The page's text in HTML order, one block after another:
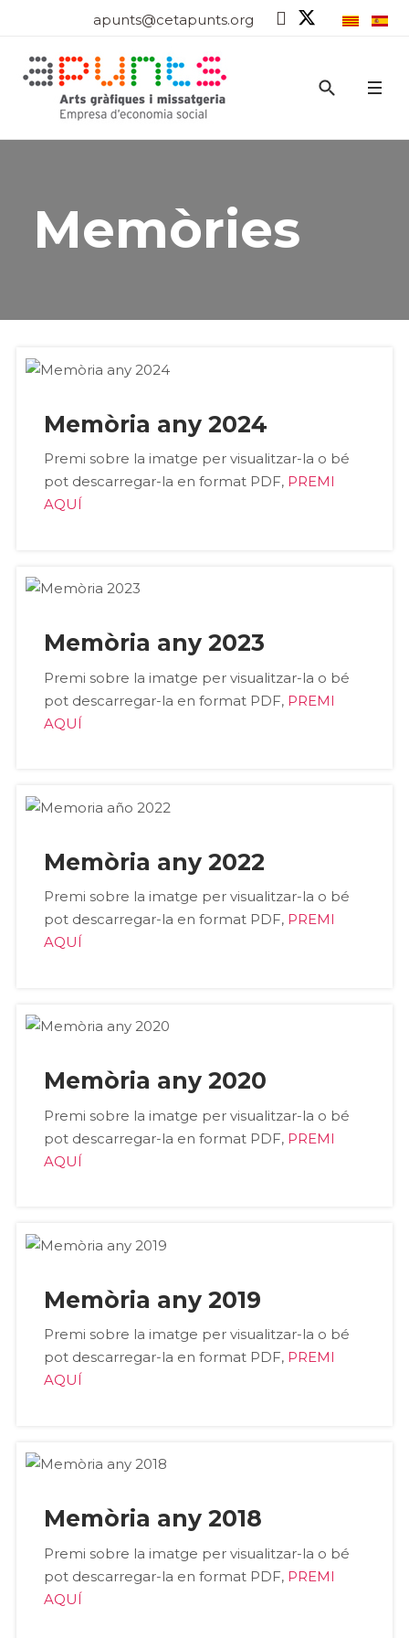
apunts@cetapunts.org
Memòries
Memòria any 2024
Premi sobre la imatge per visualitzar-la o bé
pot descarregar-la en format PDF, PREMI
AQUÍ
Memòria any 2023
Premi sobre la imatge per visualitzar-la o bé
pot descarregar-la en format PDF, PREMI
AQUÍ
Memòria any 2022
Premi sobre la imatge per visualitzar-la o bé
pot descarregar-la en format PDF, PREMI
AQUÍ
Memòria any 2020
Premi sobre la imatge per visualitzar-la o bé
pot descarregar-la en format PDF, PREMI
AQUÍ
Memòria any 2019
Premi sobre la imatge per visualitzar-la o bé
pot descarregar-la en format PDF, PREMI
AQUÍ
Memòria any 2018
Premi sobre la imatge per visualitzar-la o bé
pot descarregar-la en format PDF, PREMI
AQUÍ